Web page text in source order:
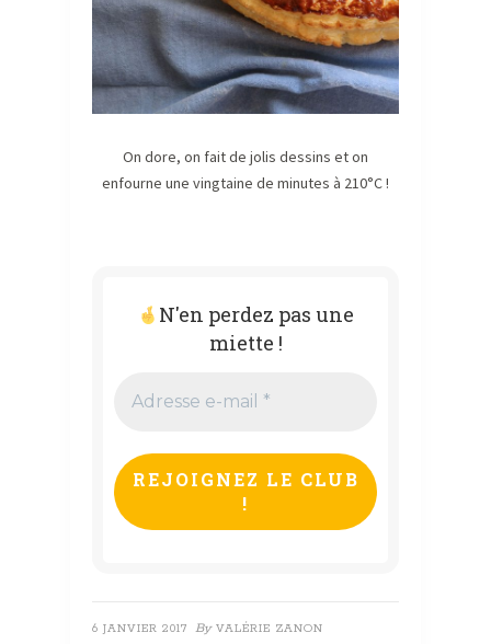
On dore, on fait de jolis dessins et on
enfourne une vingtaine de minutes à 210°C !
N'en perdez pas une
miette !
e-
*
6 JANVIER 2017 By VALÉRIE ZANON